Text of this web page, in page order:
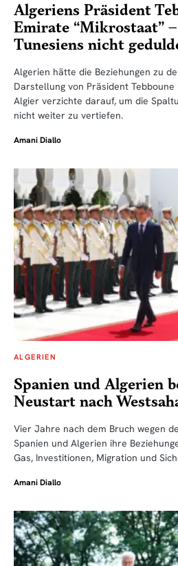
Algeriens Präsident
Emirate “Mikrostaat”
Tunesiens nicht
Algerien hätte die Beziehungen zu
Darstellung von Präsident
Algier verzichte darauf, um die
nicht weiter zu vertiefen.
Amani Diallo
ALGERIEN
Spanien und Algerien
Neustart nach
Vier Jahre nach dem Bruch wegen
Spanien und Algerien ihre
Gas, Investitionen, Migration und
Amani Diallo